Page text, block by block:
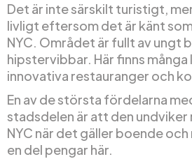
Det är inte särskilt turistigt,
livligt eftersom det är känt
NYC. Området är fullt av ungt
hipstervibbar. Här finns
innovativa restauranger och
En av de största fördelarna
stadsdelen är att den undviker
NYC när det gäller boende och
en del pengar här.